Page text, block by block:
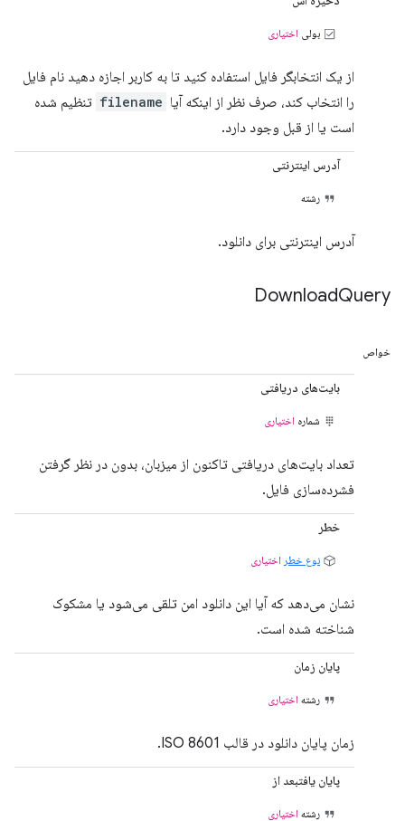
بولی اختیاری
از یک انتخابگر فایل استفاده کنید تا به کاربر اجازه دهید نام فایل
را انتخاب کند، صرف نظر از اینکه آیا filename تنظیم شده
است یا از قبل وجود دارد.
آدرس اینترنتی
رشته
آدرس اینترنتی برای دانلود.
DownloadQuery
خواص
بایت‌های دریافتی
شماره اختیاری
تعداد بایت‌های دریافتی تاکنون از میزبان، بدون در نظر گرفتن
فشرده‌سازی فایل.
خطر
نوع خطر اختیاری
نشان می‌دهد که آیا این دانلود امن تلقی می‌شود یا مشکوک
شناخته شده است.
پایان زمان
رشته اختیاری
زمان پایان دانلود در قالب ISO 8601.
پایان یافتبعد از
رشته اختیاری